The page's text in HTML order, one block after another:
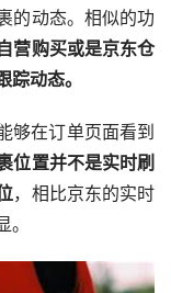
的动态。相似的功
营购买或是京东仓
动态。
够在订单页面看到
位置并不是实时刷
，相比京东的实时